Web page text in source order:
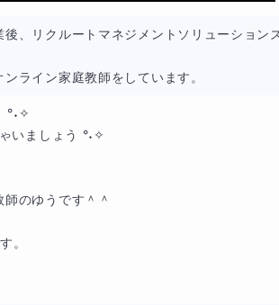
クイズ（国語読解）
）
、リクルートマネジメントソリューション
ライン家庭教師をしています。
°˖✧
いましょう °˖✧
のゆうです＾＾
。